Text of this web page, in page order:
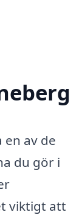
av de
du gör i
viktigt att